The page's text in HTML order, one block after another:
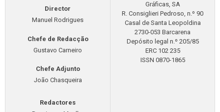
Director
Manuel Rodrigues
Chefe de Redacção
Gustavo Carneiro
Chefe Adjunto
João Chasqueira
Redactores
Gráficas, SA
R. Consiglieri Pedroso, n.º 90
Casal de Santa Leopoldina
2730-053 Barcarena
Depósito legal n.º 205/85
ERC 102 235
ISSN 0870-1865